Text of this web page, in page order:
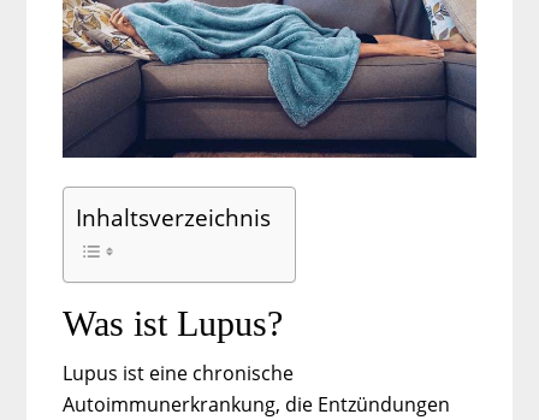
Inhaltsverzeichnis
Was ist Lupus?
Lupus ist eine chronische
Autoimmunerkrankung, die Entzündungen